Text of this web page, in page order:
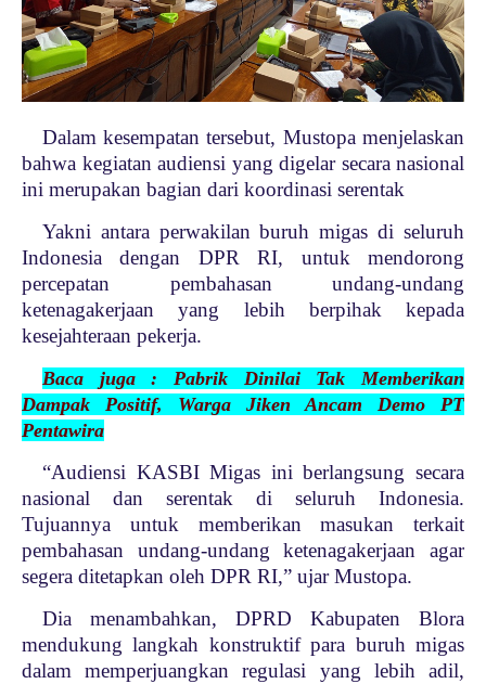
Dalam kesempatan tersebut, Mustopa menjelaskan
bahwa kegiatan audiensi yang digelar secara nasional
ini merupakan bagian dari koordinasi serentak
Yakni antara perwakilan buruh migas di seluruh
Indonesia dengan DPR RI, untuk mendorong
percepatan pembahasan undang-undang
ketenagakerjaan yang lebih berpihak kepada
kesejahteraan pekerja.
Baca juga : Pabrik Dinilai Tak Memberikan
Dampak Positif, Warga Jiken Ancam Demo PT
Pentawira
“Audiensi KASBI Migas ini berlangsung secara
nasional dan serentak di seluruh Indonesia.
Tujuannya untuk memberikan masukan terkait
pembahasan undang-undang ketenagakerjaan agar
segera ditetapkan oleh DPR RI,” ujar Mustopa.
Dia menambahkan, DPRD Kabupaten Blora
mendukung langkah konstruktif para buruh migas
dalam memperjuangkan regulasi yang lebih adil,